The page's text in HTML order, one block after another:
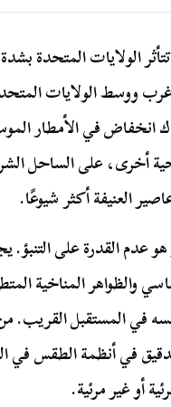
الولايات المتحدة
ووسط الولايات
انخفاض في الأمطار
أخرى، على الساحل
العنيفة أكثر شيوعًا.
هو عدم القدرة على
والظواهر المناخية
في المستقبل القريب.
في أنظمة الطقس في
أو غير مرئية.